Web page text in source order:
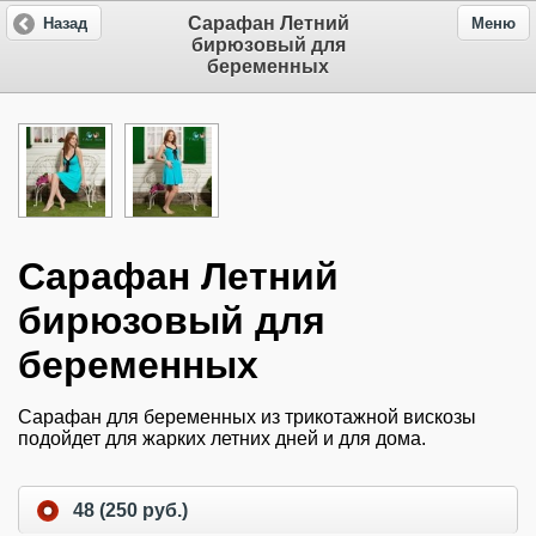
Сарафан Летний
бирюзовый для
беременных
Назад Меню
Сарафан Летний
бирюзовый для
беременных
Сарафан для беременных из трикотажной вискозы
подойдет для жарких летних дней и для дома.
48 (250 руб.)